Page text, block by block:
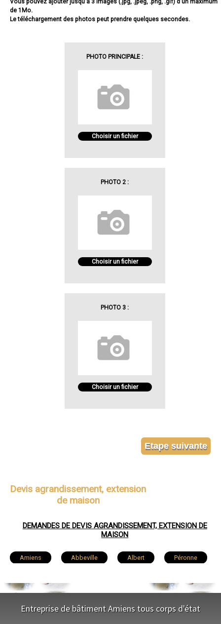
Vous pouvez ajouter jusqu'à 3 images (.jpg, .jpeg, .png, .gif) d'un maximum
de 1Mo.
Le téléchargement des photos peut prendre quelques secondes.
PHOTO PRINCIPALE :
Choisir un fichier
PHOTO 2 :
Choisir un fichier
PHOTO 3 :
Choisir un fichier
Devis agrandissement, extension
de maison
DEMANDES DE DEVIS AGRANDISSEMENT, EXTENSION DE
MAISON
Amiens Abbeville Albert Péronne
Entreprise de bâtiment Amiens tous corps d'état